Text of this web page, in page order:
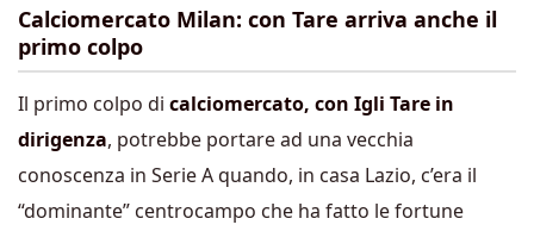
Calciomercato Milan: con Tare arriva anche il
primo colpo
Il primo colpo di calciomercato, con Igli Tare in
dirigenza, potrebbe portare ad una vecchia
conoscenza in Serie A quando, in casa Lazio, c’era il
“dominante” centrocampo che ha fatto le fortune